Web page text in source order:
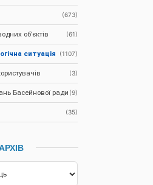
(673)
об’єктів (61)
ситуація (1107)
(3)
Басейнової ради (9)
(35)